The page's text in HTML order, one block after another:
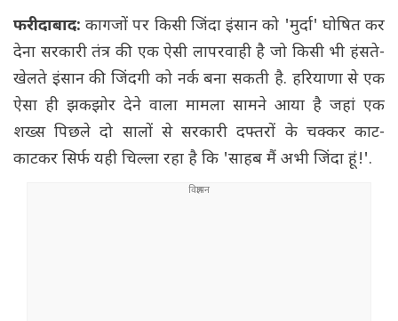
फरीदाबाद: कागजों पर किसी जिंदा इंसान को 'मुर्दा' घोषित कर
देना सरकारी तंत्र की एक ऐसी लापरवाही है जो किसी भी हंसते-
खेलते इंसान की जिंदगी को नर्क बना सकती है. हरियाणा से एक
ऐसा ही झकझोर देने वाला मामला सामने आया है जहां एक
शख्स पिछले दो सालों से सरकारी दफ्तरों के चक्कर काट-
काटकर सिर्फ यही चिल्ला रहा है कि 'साहब मैं अभी जिंदा हूं!'.